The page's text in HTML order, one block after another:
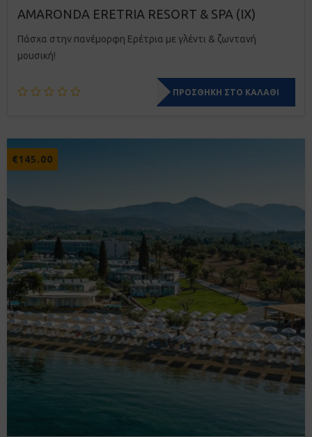
AMARONDA ERETRIA RESORT & SPA (ΙΧ)
Πάσχα στην πανέμορφη Ερέτρια µε γλέντι & ζωντανή
µουσική!
ΠΡΟΣΘΉΚΗ ΣΤΟ ΚΑΛΆΘΙ
€145.00